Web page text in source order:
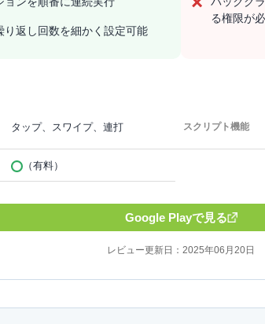
り返し回数を細かく設定可能
る権限が
タップ、スワイプ、連打 スクリプト機能
（有料）
Google Playで見る
レビュー更新日：2025年06月20日